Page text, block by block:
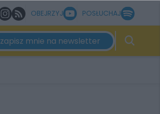
OBEJRZYJ POSŁUCHAJ
zapisz mnie na newsletter